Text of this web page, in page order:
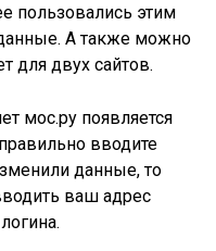
следующие